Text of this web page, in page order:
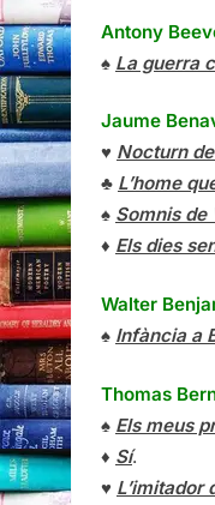
Antony
♠ La guerra
Jaume
♥ Nocturn
♣ L’home
♠ Somnis de
♦ Els dies
Walter
♠ Infància a
Thomas
♠ Els meus
♦ Sí.
♥ L’imitador